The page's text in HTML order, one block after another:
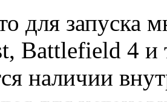
для запуска
Battlefield 4 и
наличии